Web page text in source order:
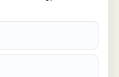
m.fl.